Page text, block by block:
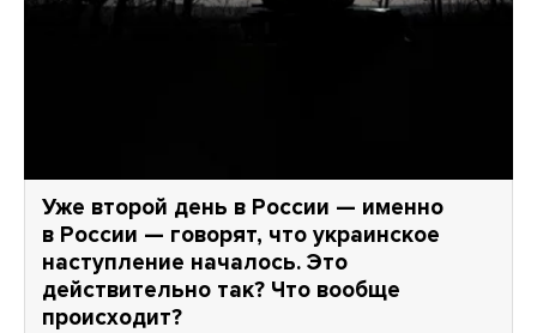
Уже второй день в России — именно
в России — говорят, что украинское
наступление началось. Это
действительно так? Что вообще
происходит?